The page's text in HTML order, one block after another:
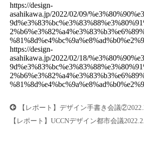
https://design-
asahikawa.jp/2022/02/09/
https://design-
asahikawa.jp/2022/02/18/
投
ナ
【レポート】デザイン手書き会議
【レポート】UCCNデザイン都市会議